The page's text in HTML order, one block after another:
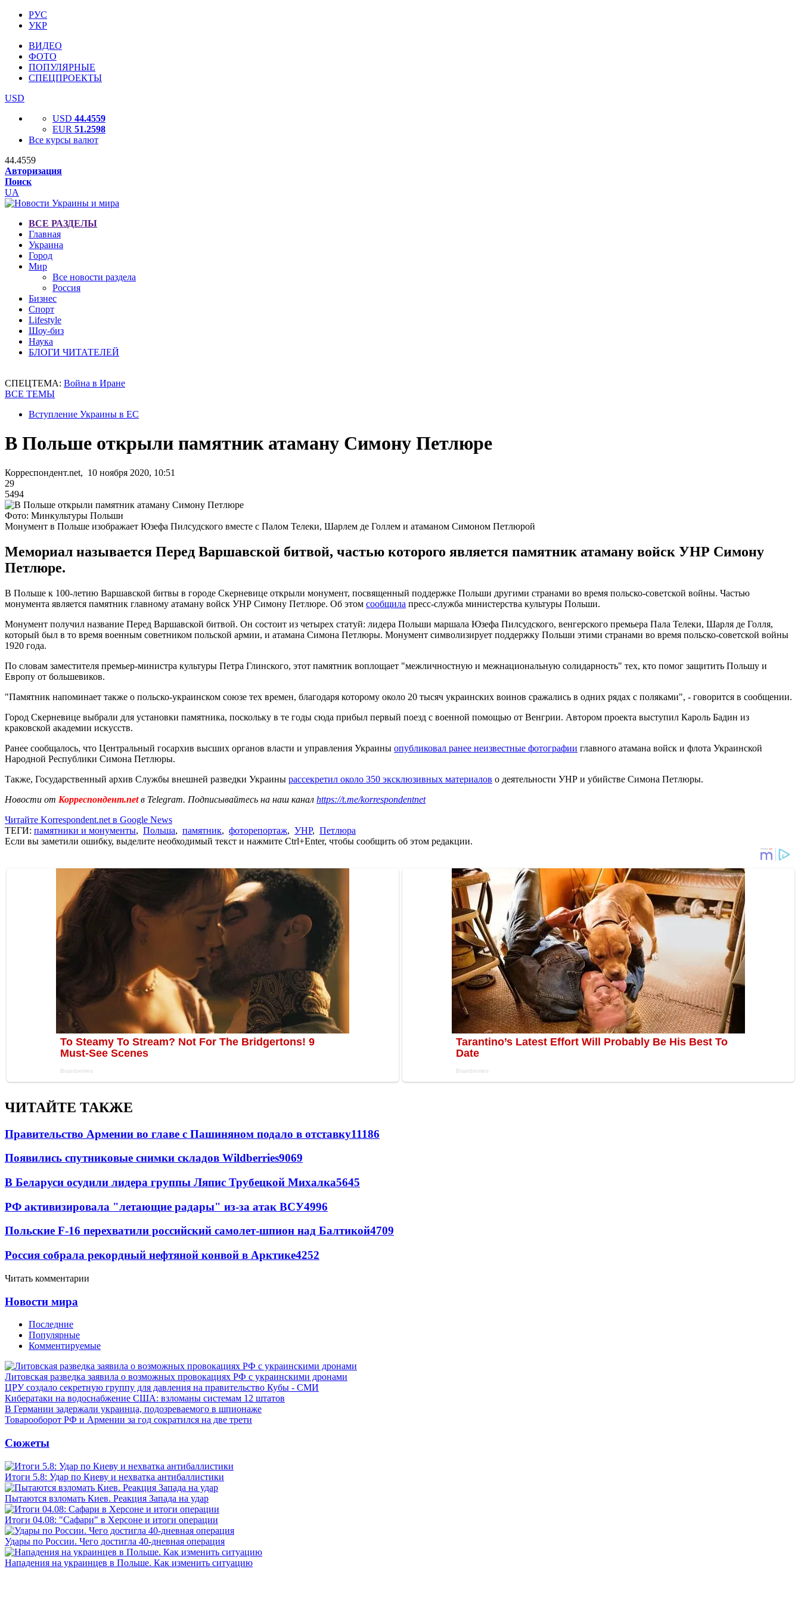
РУС
УКР
ВИДЕО
ФОТО
ПОПУЛЯРНЫЕ
СПЕЦПРОЕКТЫ
USD
USD 44.4559
EUR 51.2598
Все курсы валют
44.4559
Авторизация
Поиск
UA
ВСЕ РАЗДЕЛЫ
Главная
Украина
Город
Мир
Все новости раздела
Россия
Бизнес
Спорт
Lifestyle
Шоу-биз
Наука
БЛОГИ ЧИТАТЕЛЕЙ
СПЕЦТЕМА: Война в Иране
ВСЕ ТЕМЫ
Вступление Украины в ЕС
В Польше открыли памятник атаману Симону Петлюре
Корреспондент.net, 10 ноября 2020, 10:51
29
5494
Фото: Минкультуры Польши
Монумент в Польше изображает Юзефа Пилсудского вместе с Палом Телеки, Шарлем де Голлем и атаманом Симоном Петлюрой
Мемориал называется Перед Варшавской битвой, частью которого является памятник атаману войск УНР Симону
Петлюре.
В Польше к 100-летию Варшавской битвы в городе Скерневице открыли монумент, посвященный поддержке Польши другими странами во время польско-советской войны. Частью
монумента является памятник главному атаману войск УНР Симону Петлюре. Об этом сообщила пресс-служба министерства культуры Польши.
Монумент получил название Перед Варшавской битвой. Он состоит из четырех статуй: лидера Польши маршала Юзефа Пилсудского, венгерского премьера Пала Телеки, Шарля де Голля,
который был в то время военным советником польской армии, и атамана Симона Петлюры. Монумент символизирует поддержку Польши этими странами во время польско-советской войны
1920 года.
По словам заместителя премьер-министра культуры Петра Глинского, этот памятник воплощает "межличностную и межнациональную солидарность" тех, кто помог защитить Польшу и
Европу от большевиков.
"Памятник напоминает также о польско-украинском союзе тех времен, благодаря которому около 20 тысяч украинских воинов сражались в одних рядах с поляками", - говорится в сообщении.
Город Скерневице выбрали для установки памятника, поскольку в те годы сюда прибыл первый поезд с военной помощью от Венгрии. Автором проекта выступил Кароль Бадин из
краковской академии искусств.
Ранее сообщалось, что Центральный госархив высших органов власти и управления Украины опубликовал ранее неизвестные фотографии главного атамана войск и флота Украинской
Народной Республики Симона Петлюры.
Также, Государственный архив Службы внешней разведки Украины рассекретил около 350 эксклюзивных материалов о деятельности УНР и убийстве Симона Петлюры.
Новости от Корреспондент.netв Telegram. Подписывайтесь на наш канал https://t.me/korrespondentnet
Читайте Korrespondent.net в Google News
ТЕГИ: памятники и монументы, Польша, памятник, фоторепортаж, УНР, Петлюра
Если вы заметили ошибку, выделите необходимый текст и нажмите Ctrl+Enter, чтобы сообщить об этом редакции.
ЧИТАЙТЕ ТАКЖЕ
Правительство Армении во главе с Пашиняном подало в отставку11186
Появились спутниковые снимки складов Wildberries9069
В Беларуси осудили лидера группы Ляпис Трубецкой Михалка5645
РФ активизировала "летающие радары" из-за атак ВСУ4996
Польские F-16 перехватили российский самолет-шпион над Балтикой4709
Россия собрала рекордный нефтяной конвой в Арктике4252
Читать комментарии
Новости мира
Последние
Популярные
Комментируемые
Литовская разведка заявила о возможных провокациях РФ с украинскими дронами
ЦРУ создало секретную группу для давления на правительство Кубы - СМИ
Кибератаки на водоснабжение США: взломаны системам 12 штатов
В Германии задержали украинца, подозреваемого в шпионаже
Товарооборот РФ и Армении за год сократился на две трети
Сюжеты
Итоги 5.8: Удар по Киеву и нехватка антибаллистики
Пытаются взломать Киев. Реакция Запада на удар
Итоги 04.08: "Сафари" в Херсоне и итоги операции
Удары по России. Чего достигла 40-дневная операция
Нападения на украинцев в Польше. Как изменить ситуацию